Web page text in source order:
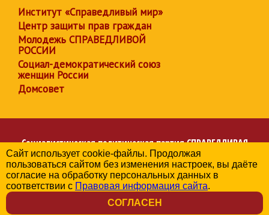
Институт «Справедливый мир»
Центр защиты прав граждан
Молодежь СПРАВЕДЛИВОЙ
РОССИИ
Социал-демократический союз
женщин России
Домсовет
Социалистическая политическая партияСПРАВЕДЛИВАЯ
РОССИЯ
Региональное отделение партии в Республике Коми
© 2006-2026
Политика в отношении обработки персональных данных
Сайт использует cookie-файлы. Продолжая
пользоваться сайтом без изменения настроек, вы даёте
согласие на обработку персональных данных в
соответствии с Правовая информация сайта.
СОГЛАСЕН